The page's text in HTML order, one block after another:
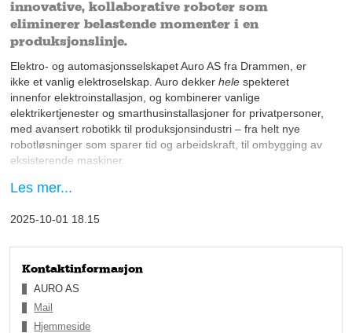
innovative, kollaborative roboter som
eliminerer belastende momenter i en
produksjonslinje.
Elektro- og automasjonsselskapet Auro AS fra Drammen, er
ikke et vanlig elektroselskap. Auro dekker helespekteret
innenfor elektroinstallasjon, og kombinerer vanlige
elektrikertjenester og smarthusinstallasjoner for privatpersoner,
med avansert robotikk til produksjonsindustri – fra helt nye
robotløsninger som sparer tid og arbeidskraft, til ombygging av
eksisterende maskiner.
Innovative i 23 år
Vidar Andersen i 2002. Den gang var elektro- og
korkapplikatorer som ble brukt til å sette skrukorker på
drikkekartonger.
Les mer...
2025-10-01 18.15
Kontaktinformasjon
AURO AS
Mail
Hjemmeside